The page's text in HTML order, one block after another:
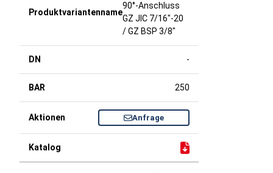
90°-Anschluss
GZ JIC 7/16"-20
/ GZ BSP 3/8"
-
250
Anfrage